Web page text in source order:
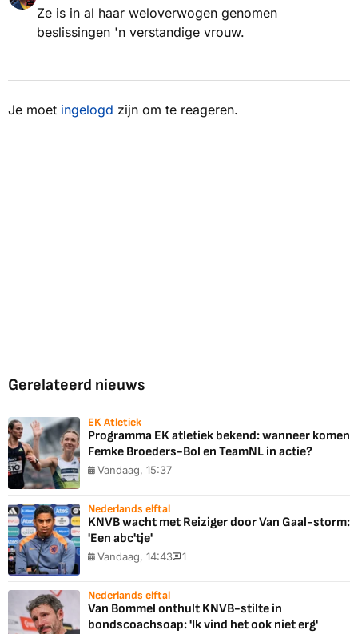
Ze is in al haar weloverwogen genomen
beslissingen 'n verstandige vrouw.
Je moet ingelogd zijn om te reageren.
Gerelateerd nieuws
EK Atletiek
Programma EK atletiek bekend: wanneer komen
Femke Broeders-Bol en TeamNL in actie?
Vandaag, 15:37
Nederlands elftal
KNVB wacht met Reiziger door Van Gaal-storm:
'Een abc'tje'
Vandaag, 14:43 1
Nederlands elftal
Van Bommel onthult KNVB-stilte in
bondscoachsoap: 'Ik vind het ook niet erg'